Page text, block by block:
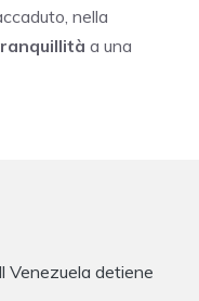
nella
a una
Venezuela detiene